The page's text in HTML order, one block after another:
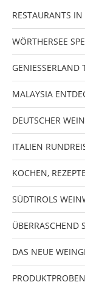
RESTAURANTS
WÖRTHERSEE
GENIESSERLAND
MALAYSIA
DEUTSCHER
ITALIEN
KOCHEN,
SÜDTIROLS
ÜBERRASCHEND
DAS NEUE